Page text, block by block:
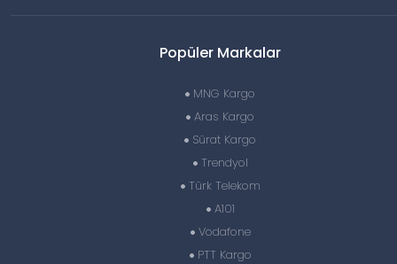
Popüler Markalar
MNG Kargo
Aras Kargo
Sürat Kargo
Trendyol
Türk Telekom
A101
Vodafone
PTT Kargo